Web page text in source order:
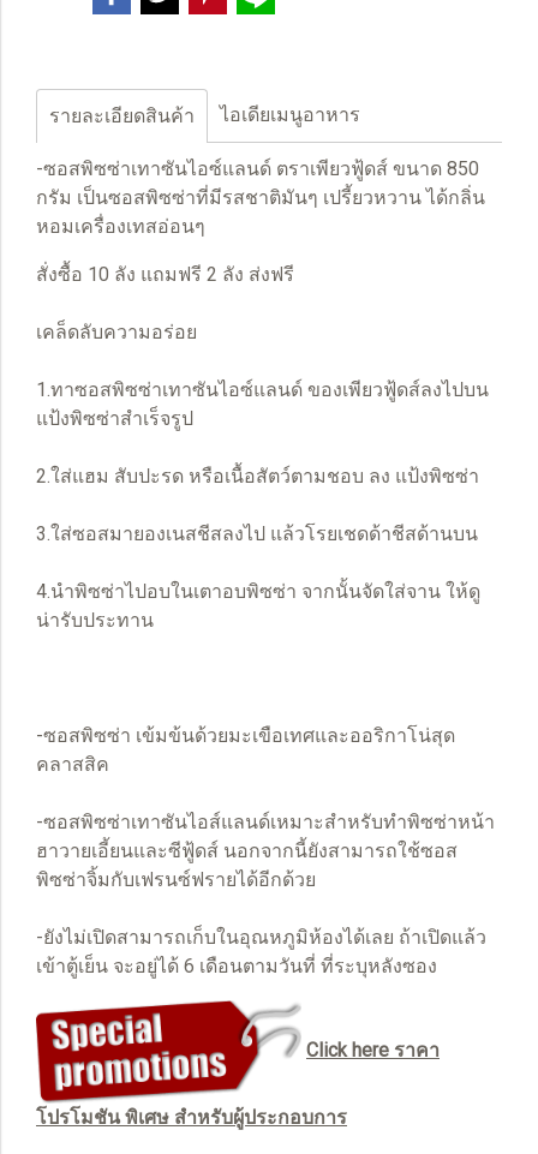
รายละเอียดสินค้า ไอเดียเมนูอาหาร
-ซอสพิซซ่าเทาซันไอซ์แลนด์ ตราเพียวฟู้ดส์ ขนาด 850
กรัม เป็นซอสพิซซ่าที่มีรสชาติมันๆ เปรี้ยวหวาน ได้กลิ่น
หอมเครื่องเทสอ่อนๆ
สั่งซื้อ 10 ลัง แถมฟรี 2 ลัง ส่งฟรี
เคล็ดลับความอร่อย
1.ทาซอสพิซซ่าเทาซันไอซ์แลนด์ ของเพียวฟู้ดส์ลงไปบน
แป้งพิซซ่าสำเร็จรูป
2.ใส่แฮม สับปะรด หรือเนื้อสัตว์ตามชอบ ลง แป้งพิซซ่า
3.ใส่ซอสมายองเนสชีสลงไป แล้วโรยเชดด้าชีสด้านบน
4.นำพิซซ่าไปอบในเตาอบพิซซ่า จากนั้นจัดใส่จาน ให้ดู
น่ารับประทาน
-ซอสพิซซ่า เข้มข้นด้วยมะเขือเทศและออริกาโน่สุด
คลาสสิค
-ซอสพิซซ่าเทาซันไอส์แลนด์เหมาะสำหรับทำพิซซ่าหน้า
ฮาวายเอี้ยนและซีฟู้ดส์ นอกจากนี้ยังสามารถใช้ซอส
พิซซ่าจิ้มกับเฟรนซ์ฟรายได้อีกด้วย
-ยังไม่เปิดสามารถเก็บในอุณหภูมิห้องได้เลย ถ้าเปิดแล้ว
เข้าตู้เย็น จะอยู่ได้ 6 เดือนตามวันที่ ที่ระบุหลังซอง
Click here ราคา
โปรโมชัน พิเศษ สำหรับผู้ประกอบการ